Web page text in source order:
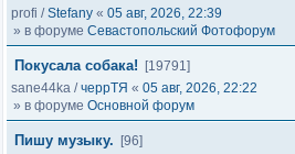
profi /Stefany « 05 авг, 2026, 22:39
» в форуме Севастопольский Фотофорум
Покусала собака!
[19791]
sane44ka /черрТЯ « 05 авг, 2026, 22:22
» в форуме Основной форум
Пишу музыку.
[96]